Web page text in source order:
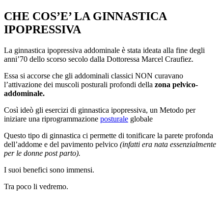
CHE COS’E’ LA GINNASTICA
IPOPRESSIVA
La ginnastica ipopressiva addominale è stata ideata alla fine degli
anni’70 dello scorso secolo dalla Dottoressa Marcel Craufiez.
Essa si accorse che gli addominali classici NON curavano
l’attivazione dei muscoli posturali profondi della zona pelvico-
addominale.
Così ideò gli esercizi di ginnastica ipopressiva, un Metodo per
iniziare una riprogrammazione posturale globale
Questo tipo di ginnastica ci permette di tonificare la parete profonda
dell’addome e del pavimento pelvico (infatti era nata essenzialmente
per le donne post parto).
I suoi benefici sono immensi.
Tra poco li vedremo.